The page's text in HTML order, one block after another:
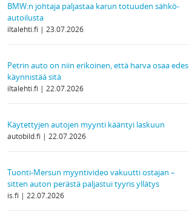
BMW:n johtaja paljastaa karun totuuden sähkö­
autoilusta
iltalehti.fi 23.07.2026
Petrin auto on niin erikoinen, että harva osaa edes
käynnistää sitä
iltalehti.fi 22.07.2026
Käytettyjen autojen myynti kääntyi laskuun
autobild.fi 22.07.2026
Tuonti-Mersun myyntivideo vakuutti ostajan –
sitten auton perästä paljastui tyyris yllätys
is.fi 22.07.2026